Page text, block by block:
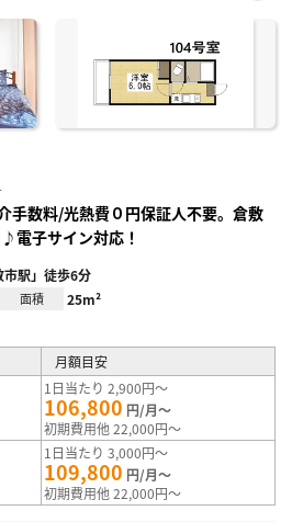
に入
手数料/光熱費０円保証人不要。倉敷
電子サイン対応！
駅」徒歩6分
面積 25m²
月額目安
1日当たり 2,900円～
106,800 円/月～
初期費用他 22,000円～
1日当たり 3,000円～
109,800 円/月～
初期費用他 22,000円～